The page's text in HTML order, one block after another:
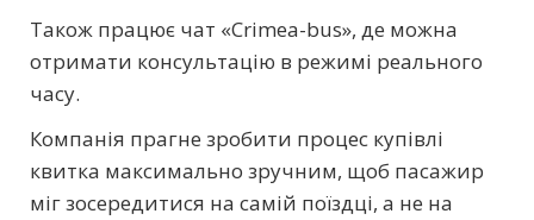
Також працює чат «Crimea-bus», де можна
отримати консультацію в режимі реального
часу.
Компанія прагне зробити процес купівлі
квитка максимально зручним, щоб пасажир
міг зосередитися на самій поїздці, а не на